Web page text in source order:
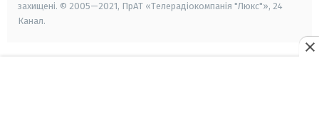
захищені. © 2005—2021, ПрАТ «Телерадіокомпанія "Люкс"», 24
Канал.